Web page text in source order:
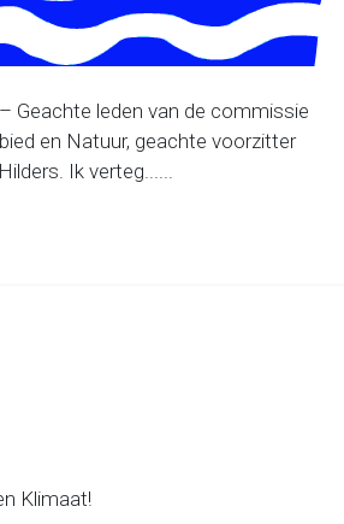
Geachte leden van de commissie
en Natuur, geachte voorzitter
Ik verteg......
Klimaat!